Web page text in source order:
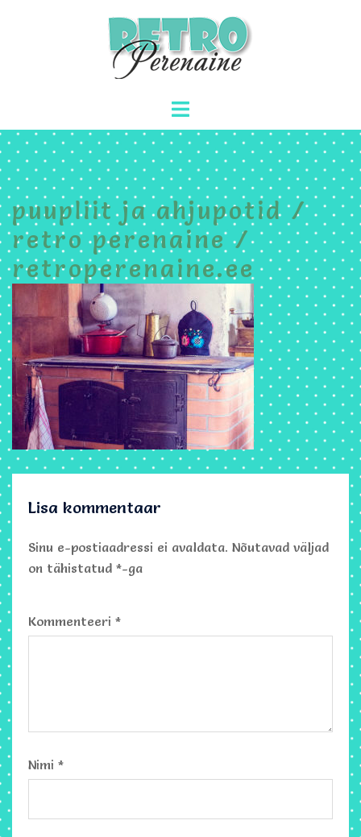
Toggle
menu
puupliit ja ahjupotid /
retro perenaine /
retroperenaine.ee
Lisa kommentaar
Sinu e-postiaadressi ei avaldata. Nõutavad väljad
on tähistatud *-ga
Kommenteeri *
Nimi *